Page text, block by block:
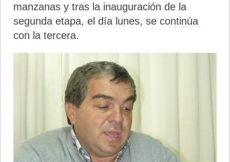
manzanas y tras la inauguración de la
segunda etapa, el día lunes, se continúa
con la tercera.